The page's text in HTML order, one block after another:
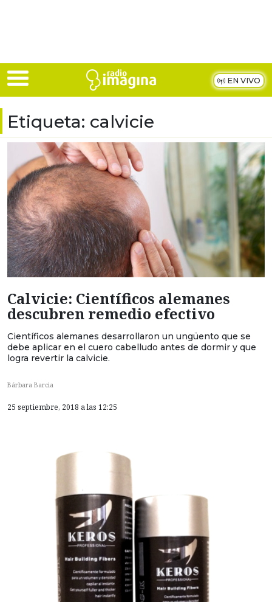
EN VIVO
Etiqueta: calvicie
Calvicie: Científicos alemanes
descubren remedio efectivo
Científicos alemanes desarrollaron un ungüento que se
debe aplicar en el cuero cabelludo antes de dormir y que
logra revertir la calvicie.
Bárbara Barcia
25 septiembre, 2018 a las 12:25